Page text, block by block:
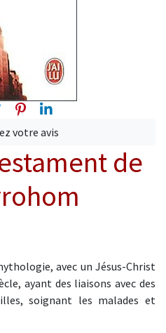
TwitterPinterest
Linkedin
votre avis
de
avec un Jésus-Christ
ayant des liaisons avec des
soignant les malades et